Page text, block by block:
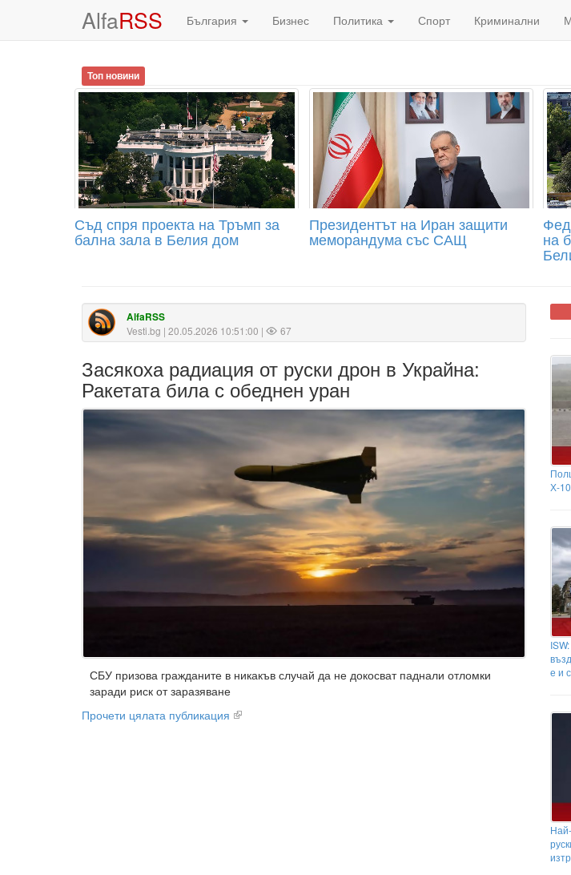
AlfaRSS България Бизнес Политика Спорт Криминални
Топ новини
Съд спря проекта на Тръмп за
бална зала в Белия дом
Президентът на Иран защити
меморандума със САЩ на
AlfaRSS
Vesti.bg | 20.05.2026 10:51:00 | 67
Засякоха радиация от руски дрон в Украйна:
Ракетата била с обеднен уран
СБУ призова гражданите в никакъв случай да не докосват паднали отломки
заради риск от заразяване
Прочети цялата публикация
Х-
е и